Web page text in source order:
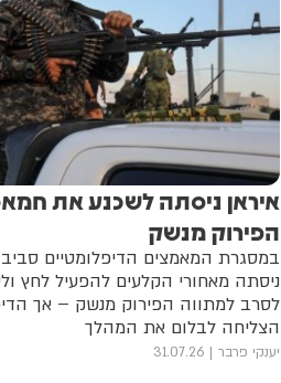
איראן ניסתה לשכנע את
הפירוק מנשק
במסגרת המאמצים הדיפלומטיים
ניסתה מאחורי הקלעים להפעיל לחץ
לסרב למתווה הפירוק מנשק – אך
הצליחה לבלום את המהלך
יענקי פרבר 31.07.26